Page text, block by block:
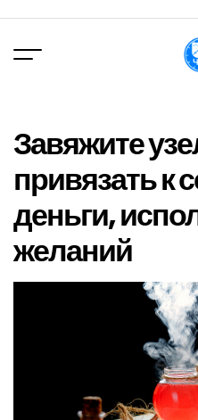
вмісту
Завяжите
привязать к
деньги,
желаний